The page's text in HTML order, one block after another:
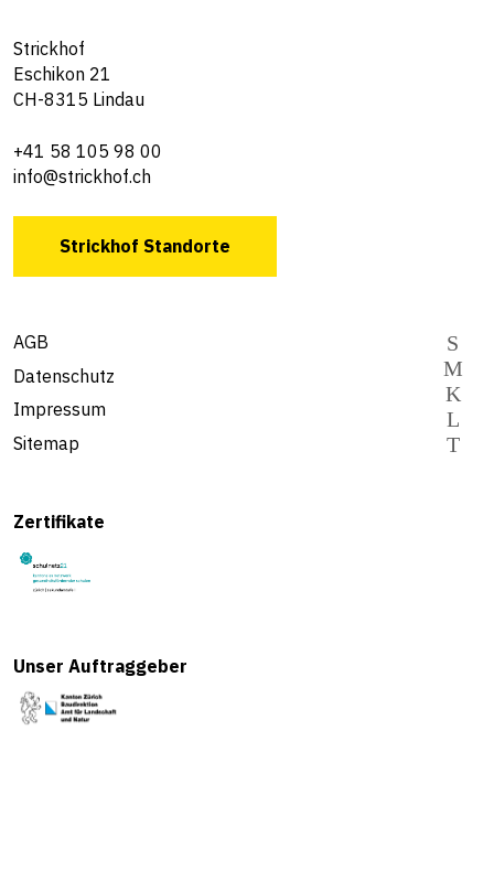
Strickhof
Eschikon 21
CH-8315 Lindau
+41 58 105 98 00
info@strickhof.ch
Strickhof Standorte
AGB
Datenschutz
Impressum
Sitemap
Zertifikate
Unser Auftraggeber